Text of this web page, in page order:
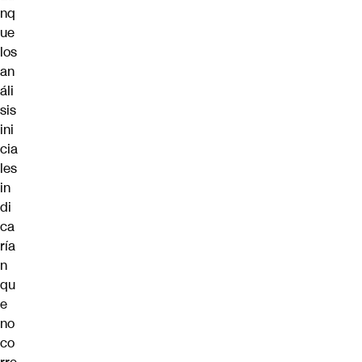
nq
ue
los
an
áli
sis
ini
cia
les
in
di
ca
ría
n
qu
e
no
co